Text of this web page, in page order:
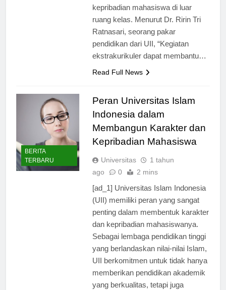
kepribadian mahasiswa di luar
ruang kelas. Menurut Dr. Ririn Tri
Ratnasari, seorang pakar
pendidikan dari UII, “Kegiatan
ekstrakurikuler dapat membantu…
Read Full News
BERITA
TERBARU
Peran Universitas Islam
Indonesia dalam
Membangun Karakter dan
Kepribadian Mahasiswa
Universitas
1 tahun
ago
0 2 mins
[ad_1] Universitas Islam Indonesia
(UII) memiliki peran yang sangat
penting dalam membentuk karakter
dan kepribadian mahasiswanya.
Sebagai lembaga pendidikan tinggi
yang berlandaskan nilai-nilai Islam,
UII berkomitmen untuk tidak hanya
memberikan pendidikan akademik
yang berkualitas, tetapi juga